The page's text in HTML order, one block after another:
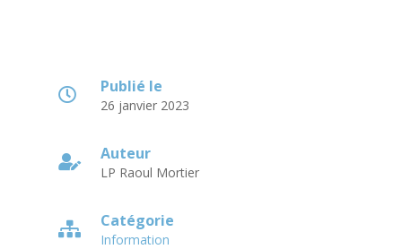
 Publié le
26 janvier 2023
 Auteur
LP Raoul Mortier
 Catégorie
Information